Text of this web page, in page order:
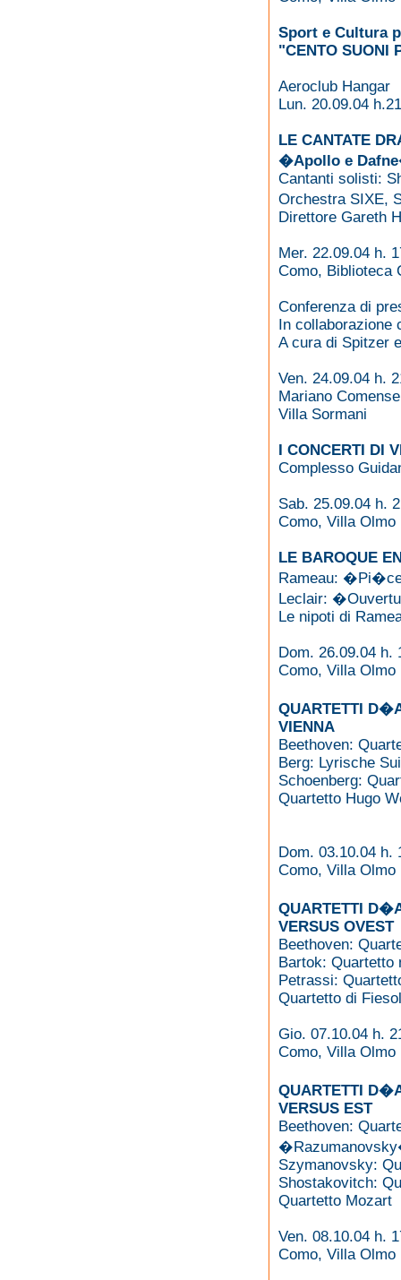
Sport e Cultura
"CENTO SUONI
Aeroclub Hangar
Lun. 20.09.04 h.21
LE CANTATE
�Apollo e
Cantanti solisti:
Orchestra SIXE,
Direttore Gareth
Mer. 22.09.04 h.
Como, Biblioteca
Conferenza di
In collaborazione
A cura di Spitzer
Ven. 24.09.04 h.
Mariano
Villa Sormani
I CONCERTI DI
Complesso
Sab. 25.09.04 h.
Como, Villa Olmo
LE BAROQUE
Rameau:
Leclair:
Le nipoti di
Dom. 26.09.04 h.
Como, Villa Olmo
QUARTETTI
VIENNA
Beethoven:
Berg: Lyrische
Schoenberg:
Quartetto Hugo
Dom. 03.10.04 h.
Como, Villa Olmo
QUARTETTI
VERSUS OVEST
Beethoven:
Bartok: Quartetto
Petrassi:
Quartetto di
Gio. 07.10.04 h.
Como, Villa Olmo
QUARTETTI
VERSUS EST
Beethoven:
Szymanovsky:
Shostakovitch:
Quartetto Mozart
Ven. 08.10.04 h.
Como, Villa Olmo